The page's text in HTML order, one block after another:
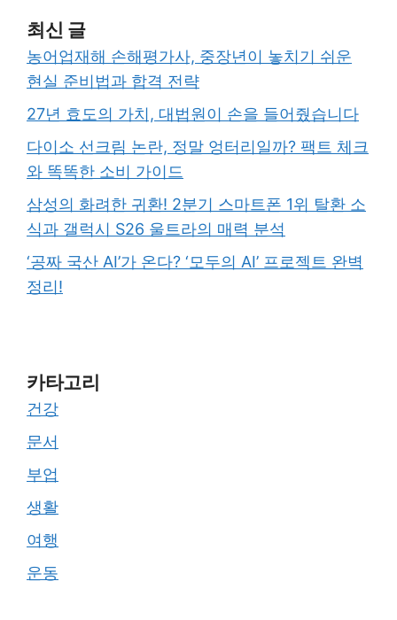
최신 글
농어업재해 손해평가사, 중장년이 놓치기 쉬운
현실 준비법과 합격 전략
27년 효도의 가치, 대법원이 손을 들어줬습니다
다이소 선크림 논란, 정말 엉터리일까? 팩트 체크
와 똑똑한 소비 가이드
삼성의 화려한 귀환! 2분기 스마트폰 1위 탈환 소
식과 갤럭시 S26 울트라의 매력 분석
‘공짜 국산 AI’가 온다? ‘모두의 AI’ 프로젝트 완벽
정리!
카타고리
건강
문서
부업
생활
여행
운동